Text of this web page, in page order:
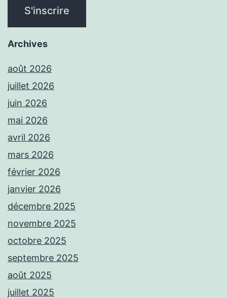
Archives
août 2026
juillet 2026
juin 2026
mai 2026
avril 2026
mars 2026
février 2026
janvier 2026
décembre 2025
novembre 2025
octobre 2025
septembre 2025
août 2025
juillet 2025